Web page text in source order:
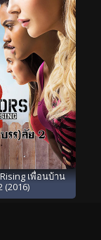
เพื่อนบ้าน
(2016)